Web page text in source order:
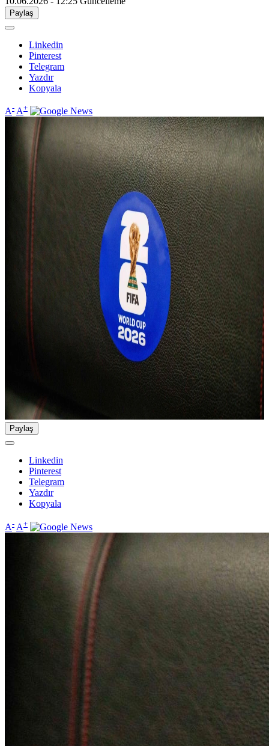
Paylaş
Linkedin
Pinterest
Telegram
Yazdır
Kopyala
A- A+
Paylaş
Linkedin
Pinterest
Telegram
Yazdır
Kopyala
A- A+